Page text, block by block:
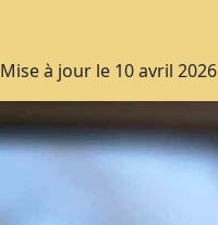
Mise à jour le 10 avril 2026